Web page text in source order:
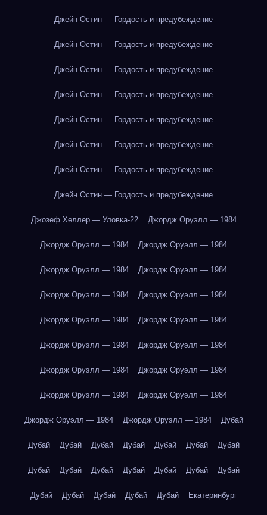
Джейн Остин — Гордость и предубеждение
Джейн Остин — Гордость и предубеждение
Джейн Остин — Гордость и предубеждение
Джейн Остин — Гордость и предубеждение
Джейн Остин — Гордость и предубеждение
Джейн Остин — Гордость и предубеждение
Джейн Остин — Гордость и предубеждение
Джейн Остин — Гордость и предубеждение
Джозеф Хеллер — Уловка-22 Джордж Оруэлл — 1984
Джордж Оруэлл — 1984 Джордж Оруэлл — 1984
Джордж Оруэлл — 1984 Джордж Оруэлл — 1984
Джордж Оруэлл — 1984 Джордж Оруэлл — 1984
Джордж Оруэлл — 1984 Джордж Оруэлл — 1984
Джордж Оруэлл — 1984 Джордж Оруэлл — 1984
Джордж Оруэлл — 1984 Джордж Оруэлл — 1984
Джордж Оруэлл — 1984 Джордж Оруэлл — 1984
Джордж Оруэлл — 1984 Джордж Оруэлл — 1984 Дубай
Дубай Дубай Дубай Дубай Дубай Дубай Дубай
Дубай Дубай Дубай Дубай Дубай Дубай Дубай
Дубай Дубай Дубай Дубай Дубай Екатеринбург